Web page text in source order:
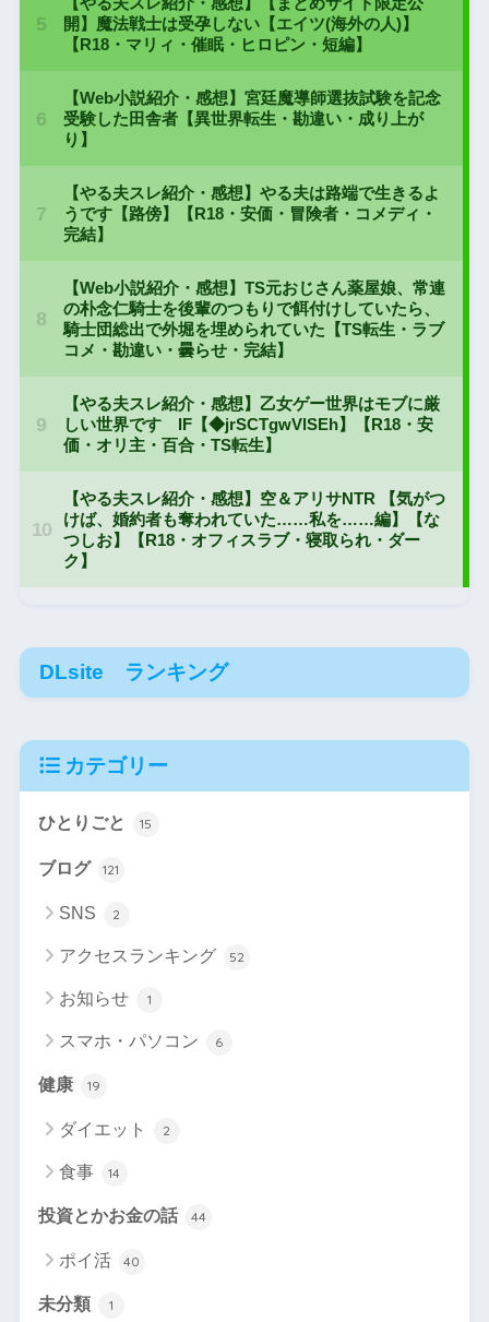
DLsite ランキング
カテゴリー
ひとりごと 15
ブログ 121
SNS 2
アクセスランキング 52
お知らせ 1
スマホ・パソコン 6
健康 19
ダイエット 2
食事 14
投資とかお金の話 44
ポイ活 40
未分類 1